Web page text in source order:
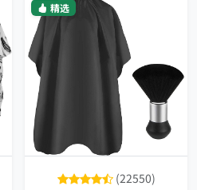
精选
(22550)